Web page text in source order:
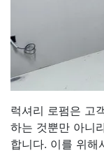
럭셔리 로펌은 고
하는 것뿐만 아니
합니다. 이를 위해